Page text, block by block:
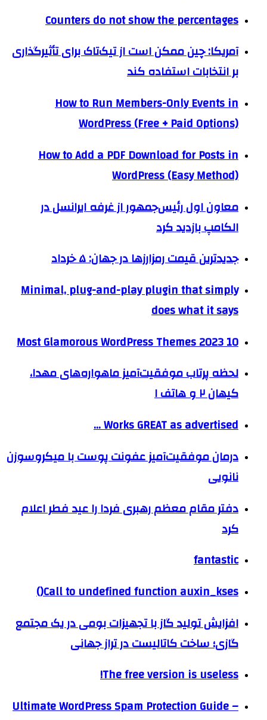
Counters do not show the percentages
آمریکا: چین ممکن است از تیک‌تاک برای تأثیرگذاری
بر انتخابات استفاده کند
How to Run Members-Only Events in
WordPress (Free + Paid Options)
How to Add a PDF Download for Posts in
WordPress (Easy Method)
معاون اول رئیس‌جمهور از غرفه ایرانسل در
الکامپ بازدید کرد
جدیدترین قیمت رمزارزها در جهان: ۵ خرداد
Minimal, plug-and-play plugin that simply
does what it says
10 Most Glamorous WordPress Themes 2023
لحظه پرتاب موفقیت‌آمیز ماهواره‌های مهدا،
کیهان ۲ و هاتف ۱
Works GREAT as advertised …
درمان موفقیت‌آمیز عفونت پوست با میکروسوزن
نانویی
دفتر مقام معظم رهبری فردا را عید فطر اعلام
کرد
fantastic
Call to undefined function auxin_kses()
افزایش تولید گاز با تجهیزات بومی در یک مجتمع
گازی؛ ساخت کاتالیست در تراز جهانی
The free version is useless!
Ultimate WordPress Spam Protection Guide –